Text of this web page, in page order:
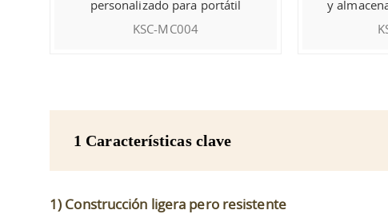
personalizado para portátil
KSC-MC004
y
1 Características clave
1) Construcción ligera pero resistente